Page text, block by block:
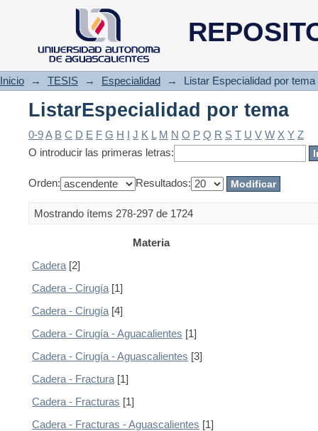
ListarEspecialidad por tema
Inicio → TESIS → Especialidad → Listar Especialidad por tema
ListarEspecialidad por tema
0-9A B C D E F G H I J K L M N O P Q R S T U V W X Y Z
O introducir las primeras letras:
Orden: Resultados:
Mostrando ítems 278-297 de 1724
Materia
Cadera [2]
Cadera - Cirugía [1]
Cadera - Cirugía [4]
Cadera - Cirugía - Aguacalientes [1]
Cadera - Cirugía - Aguascalientes [3]
Cadera - Fractura [1]
Cadera - Fracturas [1]
Cadera - Fracturas - Aguascalientes [1]